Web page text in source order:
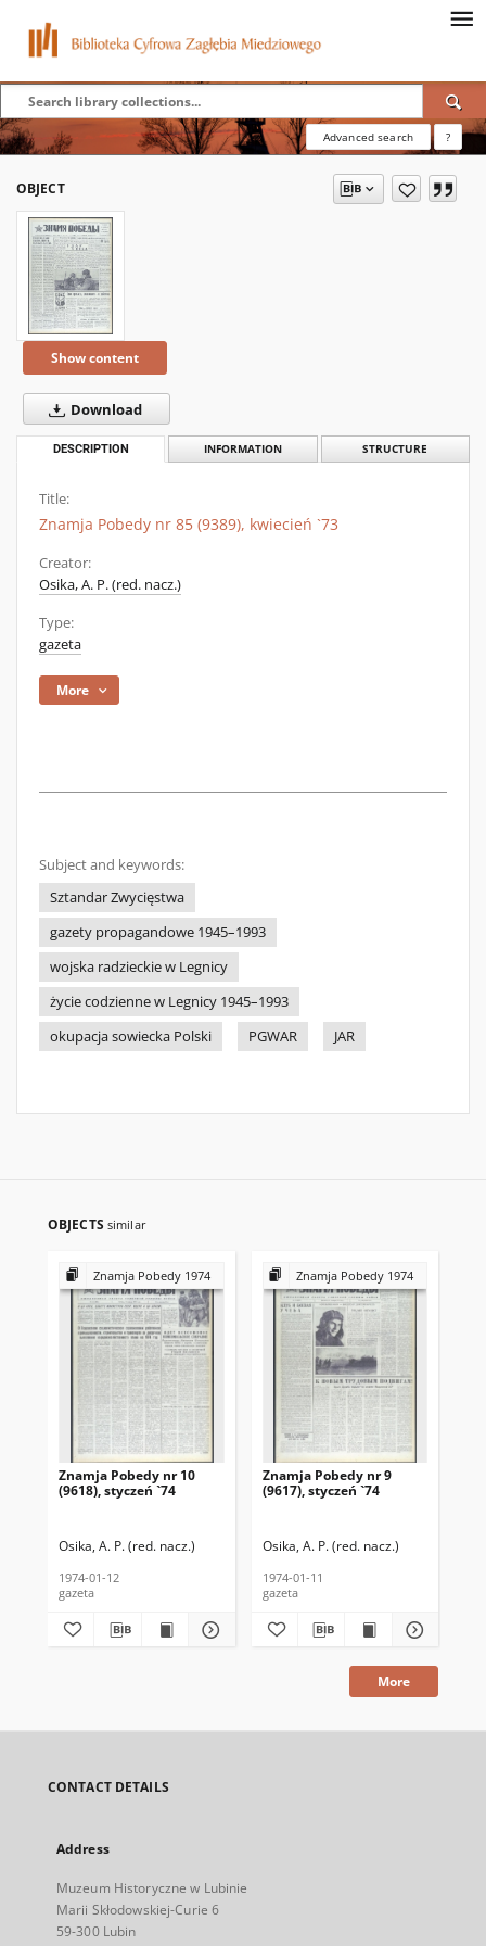
Advanced search ?
OBJECT
Show content
Download
DESCRIPTION INFORMATION STRUCTURE
Title:
Znamja Pobedy nr 85 (9389), kwiecień `73
Creator:
Osika, A. P. (red. nacz.)
Type:
gazeta
More
Subject and keywords:
Sztandar Zwycięstwa
gazety propagandowe 1945–1993
wojska radzieckie w Legnicy
życie codzienne w Legnicy 1945–1993
okupacja sowiecka Polski
PGWAR JAR
OBJECTS similar
Znamja Pobedy 1974
Znamja Pobedy nr 10
(9618), styczeń `74
Osika, A. P. (red. nacz.)
1974-01-12
gazeta
Znamja Pobedy 1974
Znamja Pobedy nr 9
(9617), styczeń `74
Osika, A. P. (red. nacz.)
1974-01-11
gazeta
More
CONTACT DETAILS
Address
Muzeum Historyczne w Lubinie
Marii Skłodowskiej-Curie 6
59-300 Lubin